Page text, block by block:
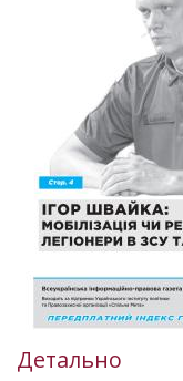
Детально